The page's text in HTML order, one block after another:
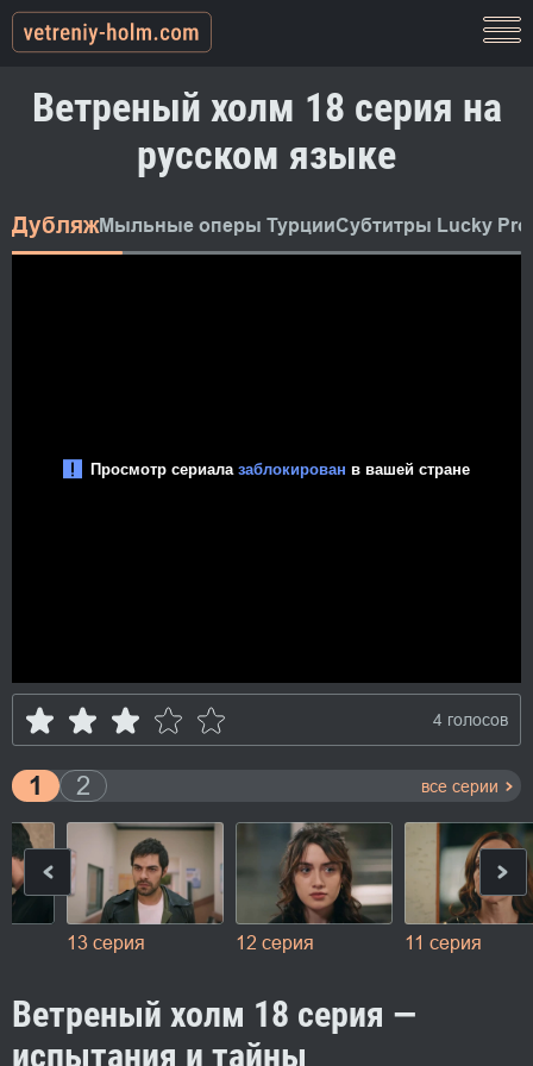
Ветреный холм 18 серия на
русском языке
ДубляжМыльные оперы ТурцииСубтитры Lucky
4 голосов
1 2 все серии
13 серия 12 серия 11 серия
Ветреный холм 18 серия —
испытания и тайны